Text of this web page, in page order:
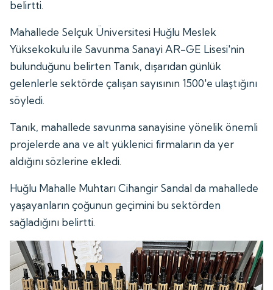
belirtti.
Mahallede Selçuk Üniversitesi Huğlu Meslek
Yüksekokulu ile Savunma Sanayi AR-GE Lisesi'nin
bulunduğunu belirten Tanık, dışarıdan günlük
gelenlerle sektörde çalışan sayısının 1500'e ulaştığını
söyledi.
Tanık, mahallede savunma sanayisine yönelik önemli
projelerde ana ve alt yüklenici firmaların da yer
aldığını sözlerine ekledi.
Huğlu Mahalle Muhtarı Cihangir Sandal da mahallede
yaşayanların çoğunun geçimini bu sektörden
sağladığını belirtti.